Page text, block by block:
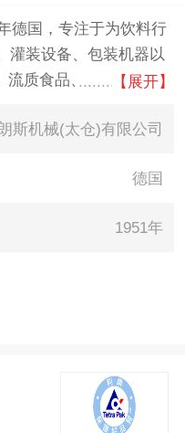
德国，专注于为饮料行
灌装设备、包装机器以
流质食品、药物、化妆
【展开】
斯机械(太仓)有限公司
德国
1951年